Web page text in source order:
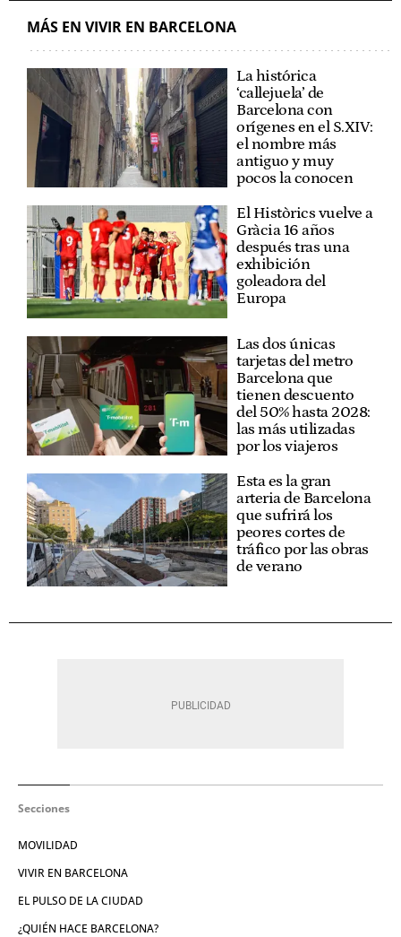
MÁS EN VIVIR EN BARCELONA
La histórica
‘callejuela’ de
Barcelona con
orígenes en el S.XIV:
el nombre más
antiguo y muy
pocos la conocen
El Històrics vuelve a
Gràcia 16 años
después tras una
exhibición
goleadora del
Europa
Las dos únicas
tarjetas del metro
Barcelona que
tienen descuento
del 50% hasta 2028:
las más utilizadas
por los viajeros
Esta es la gran
arteria de Barcelona
que sufrirá los
peores cortes de
tráfico por las obras
de verano
Secciones
MOVILIDAD
VIVIR EN BARCELONA
EL PULSO DE LA CIUDAD
¿QUIÉN HACE BARCELONA?